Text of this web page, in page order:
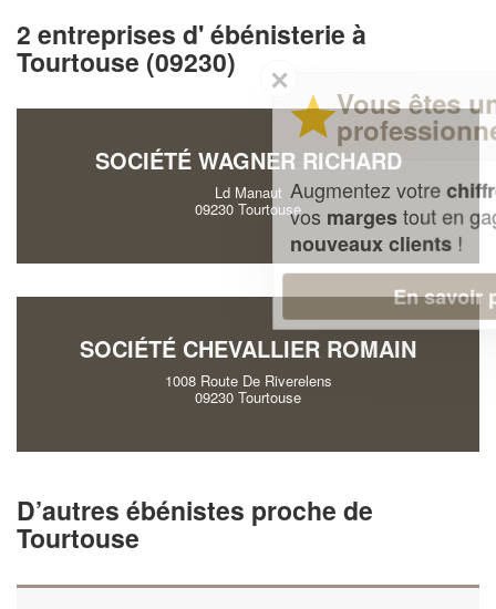
2 entreprises d' ébénisterie à
Tourtouse (09230)
SOCIÉTÉ WAGNER RICHARD
Ld Manaut
09230 Tourtouse
SOCIÉTÉ CHEVALLIER ROMAIN
1008 Route De Riverelens
09230 Tourtouse
D’autres ébénistes proche de
Tourtouse
✕
Vous êtes un
professionnel ?
Augmentez votrechiffre d'affaireset
margestout en gagnant de
nouveaux clients!
En savoir plus